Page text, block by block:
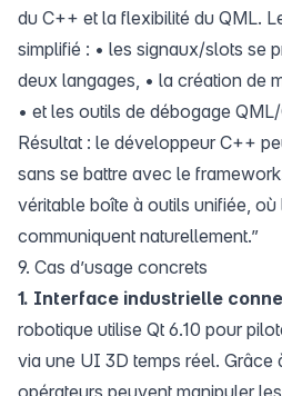
du C++ et la flexibilité du QML.
simplifié : • les signaux/slots se
deux langages, • la création de
• et les outils de débogage
Résultat : le développeur C++
sans se battre avec le
véritable boîte à outils unifiée,
communiquent naturellement.”
9. Cas d’usage concrets
1. Interface industrielle
robotique utilise Qt 6.10 pour
via une UI 3D temps réel. Grâce
opérateurs peuvent manipuler